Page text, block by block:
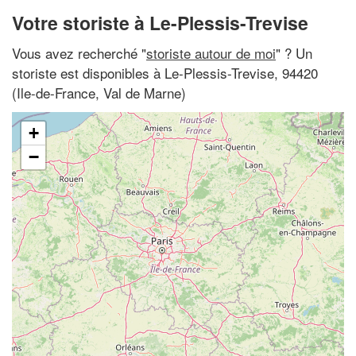
Votre storiste à Le-Plessis-Trevise
Vous avez recherché "storiste autour de moi" ? Un
storiste est disponibles à Le-Plessis-Trevise, 94420
(Ile-de-France, Val de Marne)
+
−